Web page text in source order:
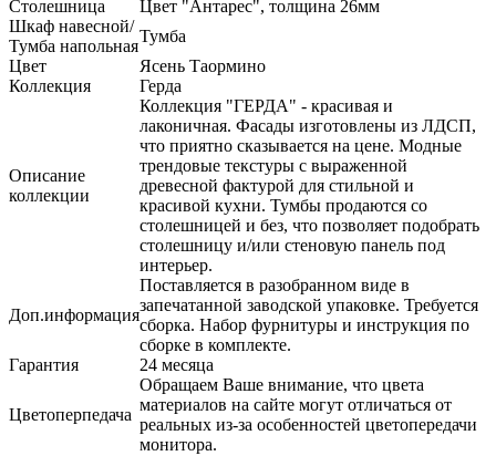
Столешница
Цвет "Антарес", толщина 26мм
Шкаф навесной/
Тумба напольная
Тумба
Цвет
Ясень Таормино
Коллекция
Герда
Описание
коллекции
Коллекция "ГЕРДА" - красивая и
лаконичная. Фасады изготовлены из ЛДСП,
что приятно сказывается на цене. Модные
трендовые текстуры с выраженной
древесной фактурой для стильной и
красивой кухни. Тумбы продаются со
столешницей и без, что позволяет подобрать
столешницу и/или стеновую панель под
интерьер.
Доп.информация
Поставляется в разобранном виде в
запечатанной заводской упаковке. Требуется
сборка. Набор фурнитуры и инструкция по
сборке в комплекте.
Гарантия
24 месяца
Цветоперпедача
Обращаем Ваше внимание, что цвета
материалов на сайте могут отличаться от
реальных из-за особенностей цветопередачи
монитора.